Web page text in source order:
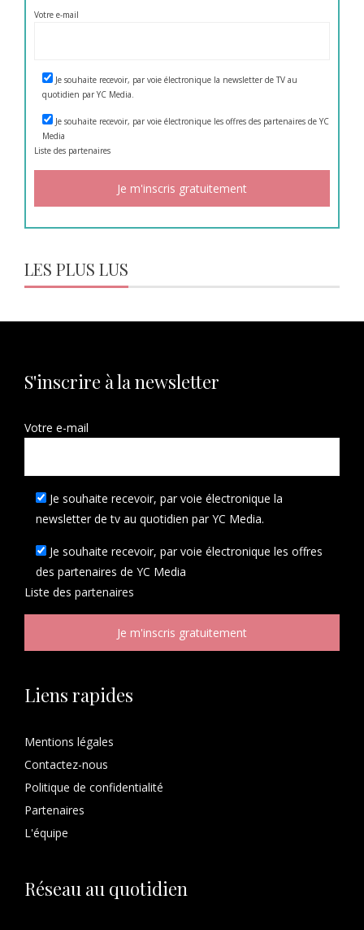
Votre e-mail
Je souhaite recevoir, par voie électronique la newsletter de TV au
quotidien par YC Media.
Je souhaite recevoir, par voie électronique les offres des partenaires de YC
Media
Liste des partenaires
LES PLUS LUS
S'inscrire à la newsletter
Votre e-mail
Je souhaite recevoir, par voie électronique la
newsletter de tv au quotidien par YC Media.
Je souhaite recevoir, par voie électronique les offres
des partenaires de YC Media
Liste des partenaires
Liens rapides
Mentions légales
Contactez-nous
Politique de confidentialité
Partenaires
L'équipe
Réseau au quotidien